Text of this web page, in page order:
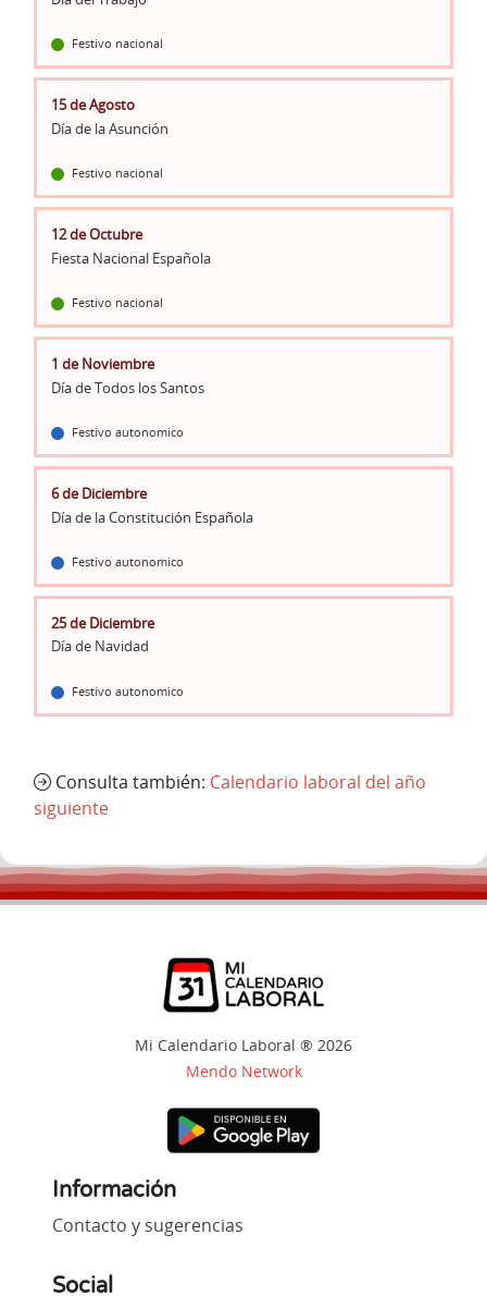
Festivo nacional
15 de Agosto
Día de la Asunción
Festivo nacional
12 de Octubre
Fiesta Nacional Española
Festivo nacional
1 de Noviembre
Día de Todos los Santos
Festivo autonomico
6 de Diciembre
Día de la Constitución Española
Festivo autonomico
25 de Diciembre
Día de Navidad
Festivo autonomico
Consulta también: Calendario laboral del año
siguiente
Mi Calendario Laboral ® 2026
Mendo Network
Información
Contacto y sugerencias
Social